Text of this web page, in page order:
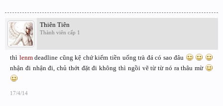
Thiên Tiên
Thành viên cấp 1
thì lenmdeadline cũng kệ chứ kiếm tiền uống trà đá có sao đâu
nhận đi nhận đi, chủ thớt đặt đi không thì ngồi vẽ từ từ nó ra thâu mừ
17/4/14